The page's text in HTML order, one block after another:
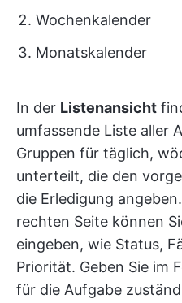
Wochenkalender
Monatskalender
In der Listenansicht
umfassende Liste aller
Gruppen für täglich,
unterteilt, die den
die Erledigung
rechten Seite können
eingeben, wie Status,
Priorität. Geben Sie im
für die Aufgabe